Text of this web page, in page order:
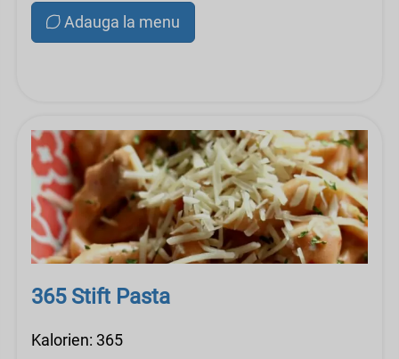
Adauga la menu
365 Stift Pasta
Kalorien: 365